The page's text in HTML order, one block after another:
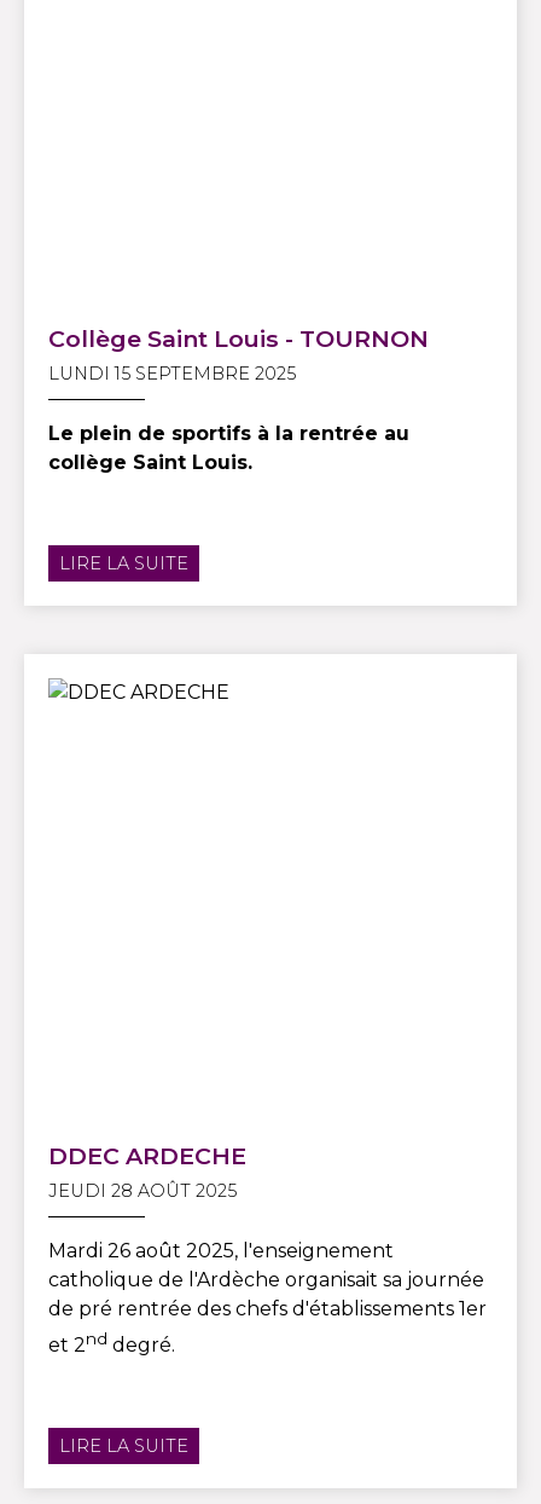
Collège Saint Louis - TOURNON
LUNDI 15 SEPTEMBRE 2025
Le plein de sportifs à la rentrée au
collège Saint Louis.
LIRE LA SUITE
DDEC ARDECHE
JEUDI 28 AOÛT 2025
Mardi 26 août 2025, l'enseignement
catholique de l'Ardèche organisait sa journée
de pré rentrée des chefs d'établissements 1er
et 2nd degré.
LIRE LA SUITE